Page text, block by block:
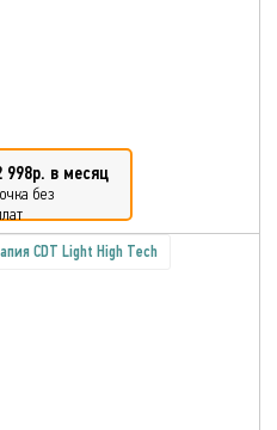
998р. в месяц
без
CDT Light High Tech